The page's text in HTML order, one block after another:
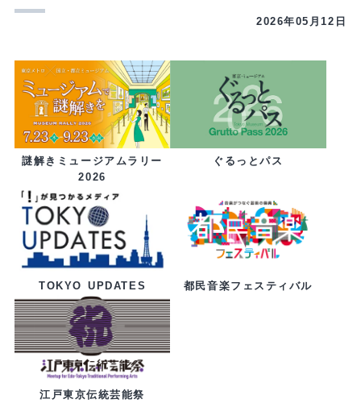
2026年05月12日
謎解きミュージアムラリー
2026
ぐるっとパス
TOKYO UPDATES 都民音楽フェスティバル
江戸東京伝統芸能祭